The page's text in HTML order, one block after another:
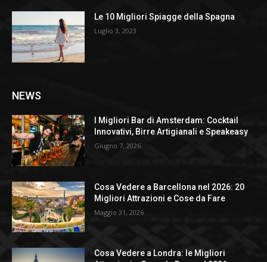
Le 10 Migliori Spiagge della Spagna
Luglio 3, 2023
NEWS
I Migliori Bar di Amsterdam: Cocktail
Innovativi, Birre Artigianali e Speakeasy
Giugno 7, 2026
Cosa Vedere a Barcellona nel 2026: 20
Migliori Attrazioni e Cose da Fare
Maggio 31, 2026
Cosa Vedere a Londra: le Migliori